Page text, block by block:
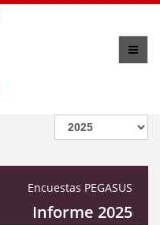
Encuestas PEGASUS
Informe 2025